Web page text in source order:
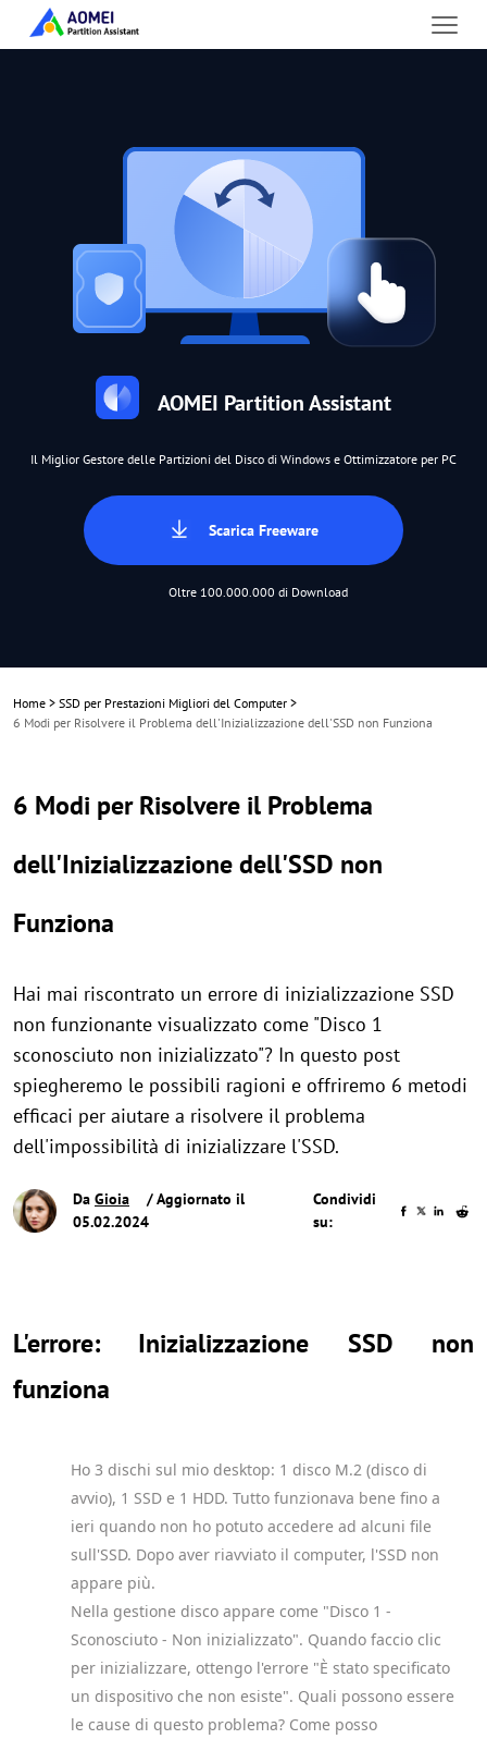
AOMEI Partition Assistant
Il Miglior Gestore delle Partizioni del Disco di Windows e Ottimizzatore per PC
Scarica Freeware
Oltre 100.000.000 di Download
Home > SSD per Prestazioni Migliori del Computer >
6 Modi per Risolvere il Problema dell'Inizializzazione dell'SSD non Funziona
6 Modi per Risolvere il Problema
dell'Inizializzazione dell'SSD non
Funziona
Hai mai riscontrato un errore di inizializzazione SSD
non funzionante visualizzato come "Disco 1
sconosciuto non inizializzato"? In questo post
spiegheremo le possibili ragioni e offriremo 6 metodi
efficaci per aiutare a risolvere il problema
dell'impossibilità di inizializzare l'SSD.
Da Gioia
/ Aggiornato il
05.02.2024
Condividi
su:
L'errore: Inizializzazione SSD non
funziona
Ho 3 dischi sul mio desktop: 1 disco M.2 (disco di
avvio), 1 SSD e 1 HDD. Tutto funzionava bene fino a
ieri quando non ho potuto accedere ad alcuni file
sull'SSD. Dopo aver riavviato il computer, l'SSD non
appare più.
Nella gestione disco appare come "Disco 1 -
Sconosciuto - Non inizializzato". Quando faccio clic
per inizializzare, ottengo l'errore "È stato specificato
un dispositivo che non esiste". Quali possono essere
le cause di questo problema? Come posso